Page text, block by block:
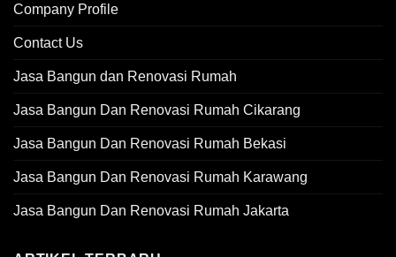
Company Profile
Contact Us
Jasa Bangun dan Renovasi Rumah
Jasa Bangun Dan Renovasi Rumah Cikarang
Jasa Bangun Dan Renovasi Rumah Bekasi
Jasa Bangun Dan Renovasi Rumah Karawang
Jasa Bangun Dan Renovasi Rumah Jakarta